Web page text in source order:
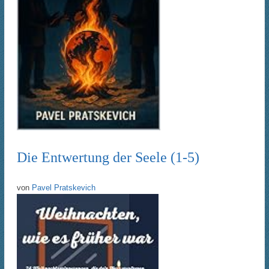
Die Entwertung der Seele (1-5)
von Pavel Pratskevich